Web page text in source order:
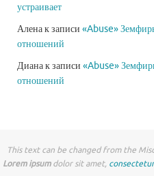
устраивает
Аленак записи «Abuse»
отношений
Дианак записи «Abuse»
отношений
This text can be changed from the
Lorem ipsumdolor sit amet,